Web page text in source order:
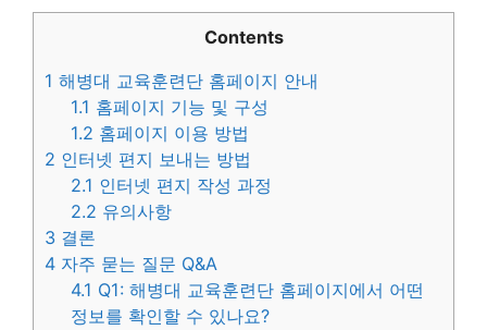
Contents
1 해병대 교육훈련단 홈페이지 안내
1.1 홈페이지 기능 및 구성
1.2 홈페이지 이용 방법
2 인터넷 편지 보내는 방법
2.1 인터넷 편지 작성 과정
2.2 유의사항
3 결론
4 자주 묻는 질문 Q&A
4.1 Q1: 해병대 교육훈련단 홈페이지에서 어떤
정보를 확인할 수 있나요?